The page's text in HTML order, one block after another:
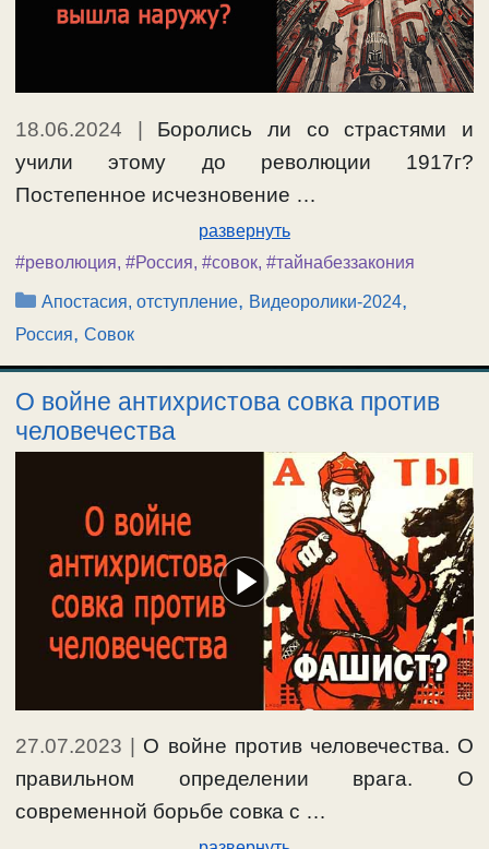
18.06.2024 | Боролись ли со страстями и
учили этому до революции 1917г?
Постепенное исчезновение …
развернуть
#революция, #Россия, #совок, #тайнабеззакония
Рубрики
Апостасия, отступление, Видеоролики-2024,
Россия, Совок
О войне антихристова совка против
человечества
27.07.2023
О войне против человечества. О
правильном определении врага. О
современной борьбе совка с …